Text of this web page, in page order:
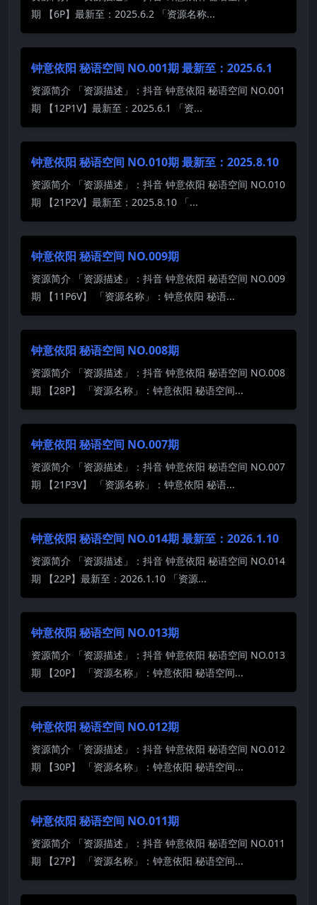
期 【6P】最新至：2025.6.2 「资源名称...
钟意依阳 秘语空间 NO.001期 最新至：2025.6.1
资源简介 「资源描述」：抖音 钟意依阳 秘语空间 NO.001
期 【12P1V】最新至：2025.6.1 「资...
钟意依阳 秘语空间 NO.010期 最新至：2025.8.10
资源简介 「资源描述」：抖音 钟意依阳 秘语空间 NO.010
期 【21P2V】最新至：2025.8.10 「...
钟意依阳 秘语空间 NO.009期
资源简介 「资源描述」：抖音 钟意依阳 秘语空间 NO.009
期 【11P6V】 「资源名称」：钟意依阳 秘语...
钟意依阳 秘语空间 NO.008期
资源简介 「资源描述」：抖音 钟意依阳 秘语空间 NO.008
期 【28P】 「资源名称」：钟意依阳 秘语空间...
钟意依阳 秘语空间 NO.007期
资源简介 「资源描述」：抖音 钟意依阳 秘语空间 NO.007
期 【21P3V】 「资源名称」：钟意依阳 秘语...
钟意依阳 秘语空间 NO.014期 最新至：2026.1.10
资源简介 「资源描述」：抖音 钟意依阳 秘语空间 NO.014
期 【22P】最新至：2026.1.10 「资源...
钟意依阳 秘语空间 NO.013期
资源简介 「资源描述」：抖音 钟意依阳 秘语空间 NO.013
期 【20P】 「资源名称」：钟意依阳 秘语空间...
钟意依阳 秘语空间 NO.012期
资源简介 「资源描述」：抖音 钟意依阳 秘语空间 NO.012
期 【30P】 「资源名称」：钟意依阳 秘语空间...
钟意依阳 秘语空间 NO.011期
资源简介 「资源描述」：抖音 钟意依阳 秘语空间 NO.011
期 【27P】 「资源名称」：钟意依阳 秘语空间...